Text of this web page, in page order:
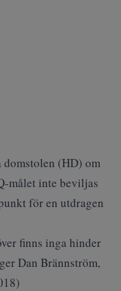
domstolen (HD) om
målet inte beviljas
för en utdragen
finns inga hinder
Dan Brännström,